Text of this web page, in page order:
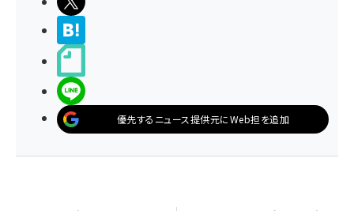
優先するニュース提供元にWeb担を追加